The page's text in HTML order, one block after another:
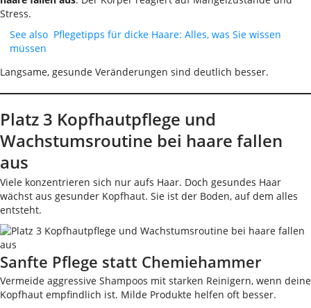
Stress.
See also Pflegetipps für dicke Haare: Alles, was Sie wissen
müssen
Langsame, gesunde Veränderungen sind deutlich besser.
Platz 3 Kopfhautpflege und
Wachstumsroutine bei haare fallen
aus
Viele konzentrieren sich nur aufs Haar. Doch gesundes Haar
wächst aus gesunder Kopfhaut. Sie ist der Boden, auf dem alles
entsteht.
Sanfte Pflege statt Chemiehammer
Vermeide aggressive Shampoos mit starken Reinigern, wenn deine
Kopfhaut empfindlich ist. Milde Produkte helfen oft besser.